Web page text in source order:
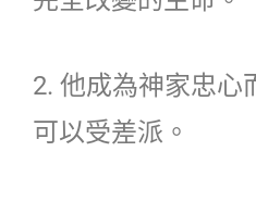
2. 他成為神家忠心
可以受差派。